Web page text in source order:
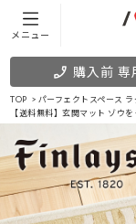
メニュー
購入前 専
TOP パーフェクトスペース
【送料無料】玄関マット ゾウ